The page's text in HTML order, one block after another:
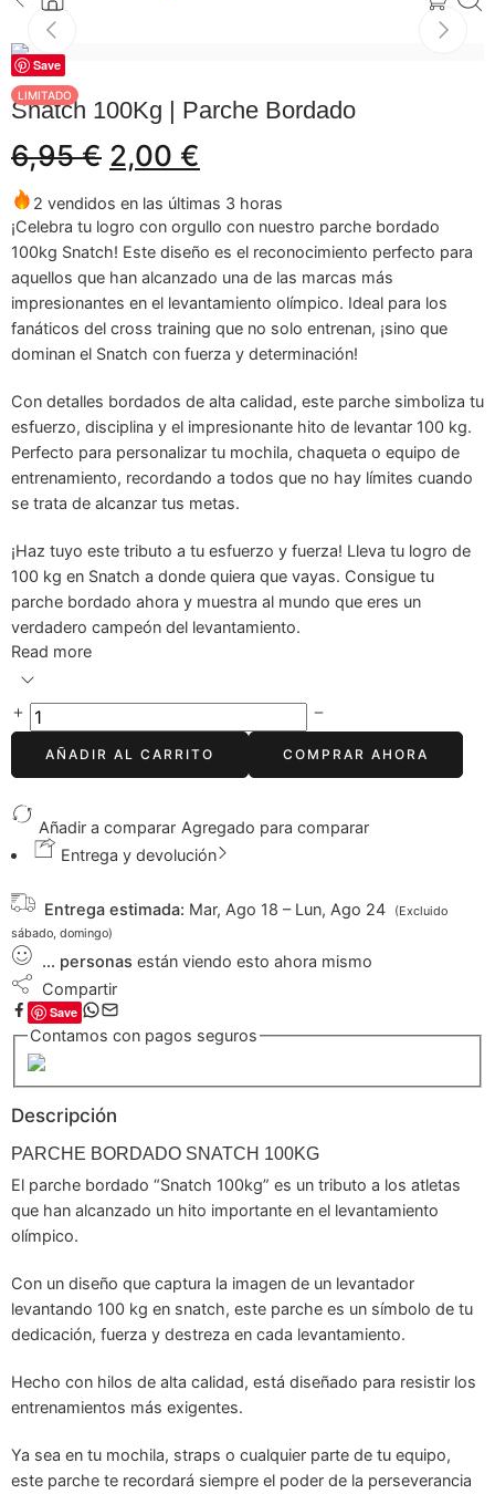
-71%
LIMITADO
Save
Snatch 100Kg | Parche Bordado
6,95€ 2,00 €
2 vendidos en las últimas 3 horas
¡Celebra tu logro con orgullo con nuestro parche bordado
100kg Snatch! Este diseño es el reconocimiento perfecto para
aquellos que han alcanzado una de las marcas más
impresionantes en el levantamiento olímpico. Ideal para los
fanáticos del cross training que no solo entrenan, ¡sino que
dominan el Snatch con fuerza y determinación!
Con detalles bordados de alta calidad, este parche simboliza tu
esfuerzo, disciplina y el impresionante hito de levantar 100 kg.
Perfecto para personalizar tu mochila, chaqueta o equipo de
entrenamiento, recordando a todos que no hay límites cuando
se trata de alcanzar tus metas.
¡Haz tuyo este tributo a tu esfuerzo y fuerza! Lleva tu logro de
100 kg en Snatch a donde quiera que vayas. Consigue tu
parche bordado ahora y muestra al mundo que eres un
verdadero campeón del levantamiento.
Read more
AÑADIR AL CARRITO COMPRAR AHORA
Añadir a comparar Agregado para comparar
Entrega y devolución
Entrega estimada: Mar, Ago 18 – Lun, Ago 24
(Excluido
sábado, domingo)
... personas están viendo esto ahora mismo
Compartir
Save
Contamos con pagos seguros
Descripción
PARCHE BORDADO SNATCH 100KG
El parche bordado “Snatch 100kg” es un tributo a los atletas
que han alcanzado un hito importante en el levantamiento
olímpico.
Con un diseño que captura la imagen de un levantador
levantando 100 kg en snatch, este parche es un símbolo de tu
dedicación, fuerza y destreza en cada levantamiento.
Hecho con hilos de alta calidad, está diseñado para resistir los
entrenamientos más exigentes.
Ya sea en tu mochila, straps o cualquier parte de tu equipo,
este parche te recordará siempre el poder de la perseverancia